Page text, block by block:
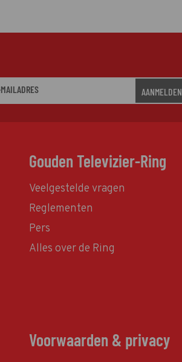
AANMELDEN
Gouden Televizier-Ring
Veelgestelde vragen
Reglementen
Pers
Alles over de Ring
Voorwaarden & privacy